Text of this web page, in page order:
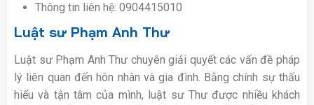
Thông tin liên hệ: 0904415010
Luật sư Phạm Anh Thư
Luật sư Phạm Anh Thư chuyên giải quyết các vấn đề pháp
lý liên quan đến hôn nhân và gia đình. Bằng chính sự thấu
hiểu và tận tâm của mình, luật sư Thư được nhiều khách